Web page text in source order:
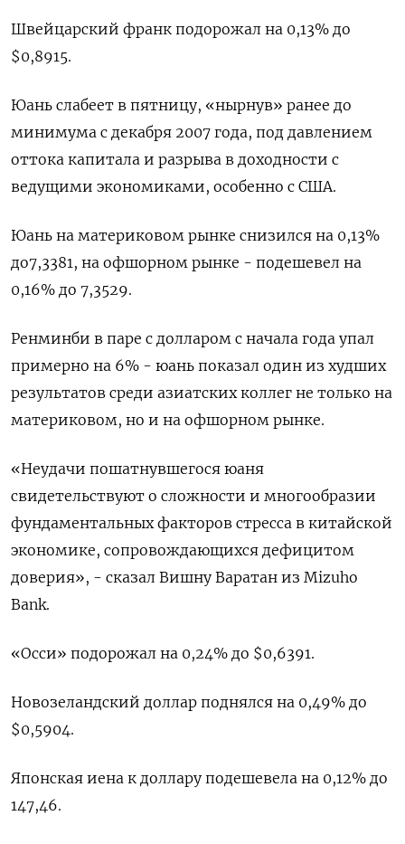
Швейцарский франк подорожал на 0,13% до
$0,8915​.
Юань слабеет в пятницу, «нырнув» ранее до
минимума с декабря 2007 года, под давлением
оттока капитала и разрыва в доходности с
ведущими экономиками, особенно с США.
Юань на материковом рынке снизился на 0,13%
до​ 7,3381​, на офшорном рынке - подешевел на
0,16% до 7,3529.
Ренминби в паре с долларом с начала года упал
примерно на 6% - юань показал один из худших
результатов среди азиатских коллег не только на
материковом, но и на офшорном рынке.
«Неудачи пошатнувшегося юаня
свидетельствуют о сложности и многообразии
фундаментальных факторов стресса в китайской
экономике, сопровождающихся дефицитом
доверия», - сказал Вишну Варатан из Mizuho
Bank.
«Осси» подорожал на 0,24% до $0,6391​.
Новозеландский доллар поднялся на 0,49% до
$0,5904​.
Японская иена к доллару подешевела на 0,12%​ до
147,46.